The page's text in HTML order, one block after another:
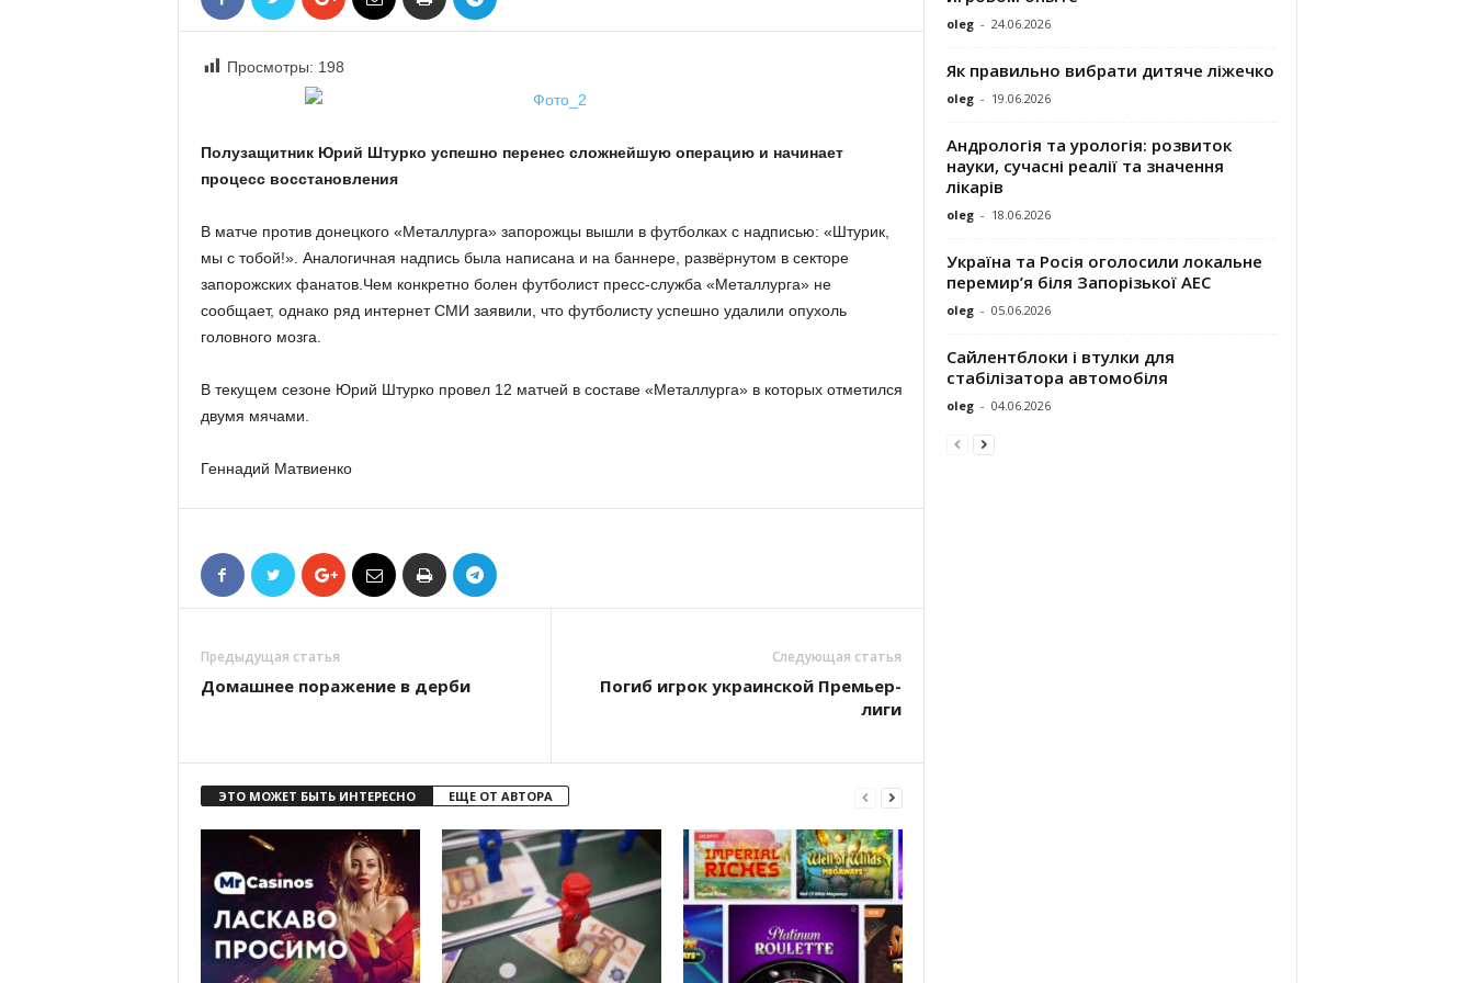
Просмотры: 198
Полузащитник Юрий Штурко успешно перенес сложнейшую операцию и начинает
процесс восстановления
В матче против донецкого «Металлурга» запорожцы вышли в футболках с надписью: «Штурик,
мы с тобой!». Аналогичная надпись была написана и на баннере, развёрнутом в секторе
запорожских фанатов.Чем конкретно болен футболист пресс-служба «Металлурга» не
сообщает, однако ряд интернет СМИ заявили, что футболисту успешно удалили опухоль
головного мозга.
В текущем сезоне Юрий Штурко провел 12 матчей в составе «Металлурга» в которых отметился
двумя мячами.
Геннадий Матвиенко
Предыдущая статья
Домашнее поражение в дерби
Следующая статья
Погиб игрок украинской Премьер-
лиги
ЭТО МОЖЕТ БЫТЬ ИНТЕРЕСНО ЕЩЕ ОТ АВТОРА
oleg - 24.06.2026
Як правильно вибрати дитяче ліжечко
oleg - 19.06.2026
Андрологія та урологія: розвиток
науки, сучасні реалії та значення
лікарів
oleg - 18.06.2026
Україна та Росія оголосили локальне
перемир’я біля Запорізької АЕС
oleg - 05.06.2026
Сайлентблоки і втулки для
стабілізатора автомобіля
oleg - 04.06.2026